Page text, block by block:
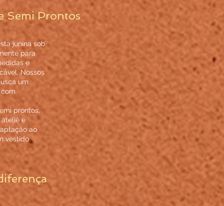
Semi Prontos
junina sob
para
e
Nossos
um
prontos,
e
ao
vestido